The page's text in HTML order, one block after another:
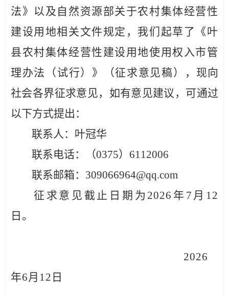
法》 以及自然资源部关于农村集体经营性
建设用地相关文件规定， 我们起草了《叶
县农村集体经营性建设用地使用权入市管
理办法（试行）》（征求意见稿）， 现向
社会各界征求意见， 如有意见建议，可通过
以下方式提出：
联系人： 叶冠华
联系电话： （0375） 6112006
联系邮箱： 309066964@qq.com
征求意见截止日期为 2026年7月12
日。
2026
年6月12日